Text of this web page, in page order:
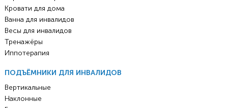
Кровати для дома
Ванна для инвалидов
Весы для инвалидов
Тренажёры
Иппотерапия
ПОДЪЁМНИКИ ДЛЯ ИНВАЛИДОВ
Вертикальные
Наклонные